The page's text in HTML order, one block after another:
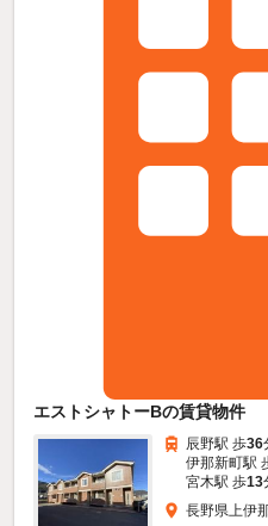
エストシャトーBの賃貸物件
辰野駅 歩36
伊那新町駅
宮木駅 歩13
長野県上伊